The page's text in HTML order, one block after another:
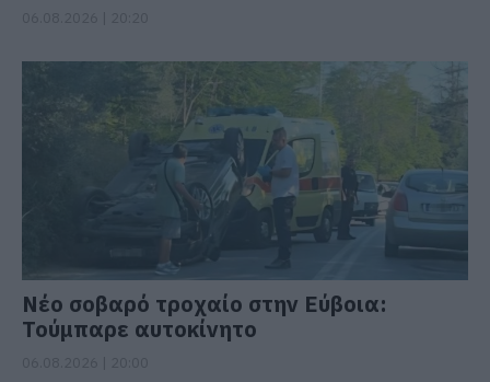
Νέο σοβαρό τροχαίο στην Εύβοια:
Τούμπαρε αυτοκίνητο